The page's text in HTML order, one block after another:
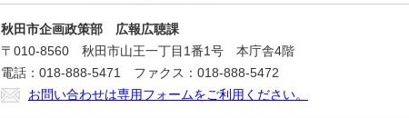
秋田市企画政策部 広報広聴課
〒010-8560 秋田市山王一丁目1番1号 本庁舎4階
電話：018-888-5471 ファクス：018-888-5472
お問い合わせは専用フォームをご利用ください。